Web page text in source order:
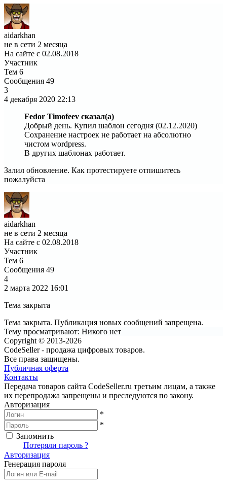
aidarkhan
не в сети 2 месяца
На сайте с 02.08.2018
Участник
Тем 6
Сообщения 49
3
4 декабря 2020 22:13
Fedor Timofeev сказал(а)
Добрый день. Купил шаблон сегодня (02.12.2020)
Сохранение настроек не работает на абсолютно
чистом wordpress.
В других шаблонах работает.
Залил обновление. Как протестируете отпишитесь
пожалуйста
aidarkhan
не в сети 2 месяца
На сайте с 02.08.2018
Участник
Тем 6
Сообщения 49
4
2 марта 2022 16:01
Тема закрыта
Тема закрыта. Публикация новых сообщений запрещена.
Тему просматривают: Никого нет
Copyright © 2013-2026
CodeSeller - продажа цифровых товаров.
Все права защищены.
Публичная оферта
Контакты
Передача товаров сайта CodeSeller.ru третьим лицам, а также
их перепродажа запрещены и преследуются по закону.
Авторизация
*
*
Запомнить
Потеряли пароль ?
Авторизация
Генерация пароля